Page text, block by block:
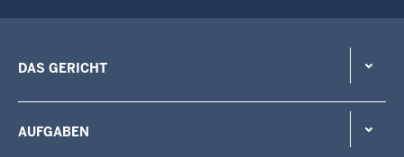
DAS GERICHT
AUFGABEN